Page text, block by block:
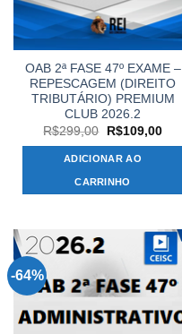
OAB 2ª FASE 47º EXAME –
REPESCAGEM (DIREITO
TRIBUTÁRIO) PREMIUM
CLUB 2026.2
R$299,00
O
original
era:
R$299,00.
R$109,00O
ADICIONAR AO
CARRINHO
-64%